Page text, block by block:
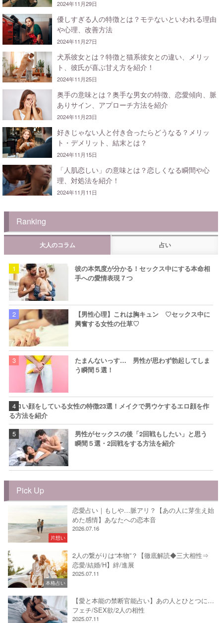
2024年11月29日
優しすぎる人の特徴とは？モテないといわれる理由
や心理、改善方法
2024年11月27日
犬系彼女とは？特徴と猫系彼女との違い、メリッ
ト、彼氏が喜ぶ甘え方を紹介！
2024年11月25日
奥手の意味とは？奥手な男女の特徴、恋愛傾向、脈
ありサイン、アプローチ方法を紹介
2024年11月23日
好きじゃない人と付き合ったらどうなる？メリッ
ト・デメリット、結末とは？
2024年11月15日
「人肌恋しい」の意味とは？恋しくなる瞬間や心
理、対処法を紹介！
2024年11月11日
Ranking
大人のコラム 占い
彼の本気度が分かる！セックス中にする本命相
手への愛情表現７つ
【男性心理】これは胸キュン ♡セックス中に
興奮する女性の仕草♡
たまんないっす… 男性が思わず勃起してしま
う瞬間５選！
エロい顔をしている女性の特徴23選！メイクで男ウケするエロ顔を作
る方法を紹介
男性がセックスの後「2回戦もしたい」と思う
瞬間５選・2回戦をする方法を紹介
Pick Up
片想い
恋愛占い｜もしや…脈アリ？【あの人に芽生え始
めた感情】あなたへの恋本音
2026.07.16
本格占い
2人の繋がりは“本物”？【徹底解読◆三大相性⇒
恋愛/結婚/H】絆/進展
2025.07.11
【愛と本能の禁断官能占い】あの人とひとつに…
フェチ/SEX欲/2人の相性
2025.07.11